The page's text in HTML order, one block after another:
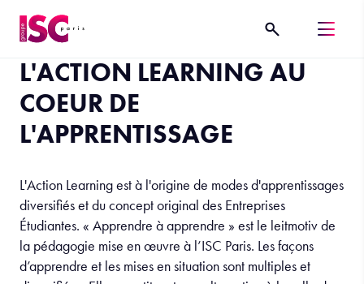
L'ACTION LEARNING AU
COEUR DE
L'APPRENTISSAGE
L'Action Learning est à l'origine de modes d'apprentissages
diversifiés et du concept original des Entreprises
Étudiantes. « Apprendre à apprendre » est le leitmotiv de
la pédagogie mise en œuvre à l’ISC Paris. Les façons
d’apprendre et les mises en situation sont multiples et